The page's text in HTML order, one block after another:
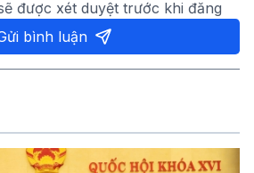
được xét duyệt trước khi đăng
bình luận